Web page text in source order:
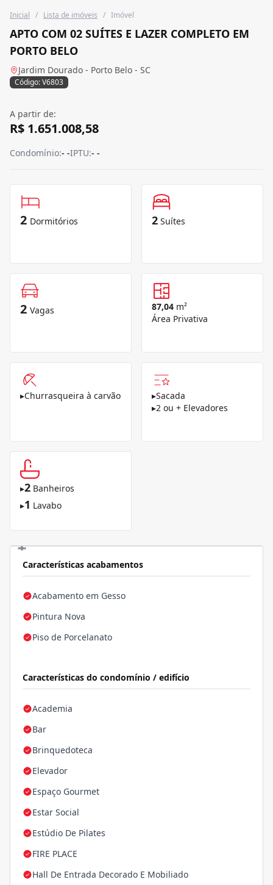
Inicial / Lista de imóveis / Imóvel
APTO COM 02 SUÍTES E LAZER COMPLETO EM
PORTO BELO
Jardim Dourado - Porto Belo - SC
Código: V6803
A partir de:
R$ 1.651.008,58
Condomínio:- -IPTU:- -
2 Dormitórios 2 Suítes
2 Vagas 87,04 m²
Área Privativa
▸Churrasqueira à carvão ▸Sacada
▸2 ou + Elevadores
▸2 Banheiros
▸1 Lavabo
Características acabamentos
Acabamento em Gesso
Pintura Nova
Piso de Porcelanato
Características do condomínio / edifício
Academia
Bar
Brinquedoteca
Elevador
Espaço Gourmet
Estar Social
Estúdio De Pilates
FIRE PLACE
Hall De Entrada Decorado E Mobiliado